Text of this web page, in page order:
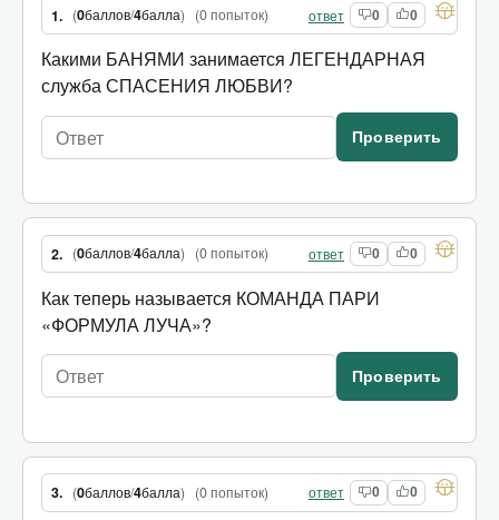
1. (0баллов/4балла) (0 попыток) ответ 0 0
Какими БАНЯМИ занимается ЛЕГЕНДАРНАЯ
служба СПАСЕНИЯ ЛЮБВИ?
Проверить
2. (0баллов/4балла) (0 попыток) ответ 0 0
Как теперь называется КОМАНДА ПАРИ
«ФОРМУЛА ЛУЧА»?
Проверить
3. (0баллов/4балла) (0 попыток) ответ 0 0